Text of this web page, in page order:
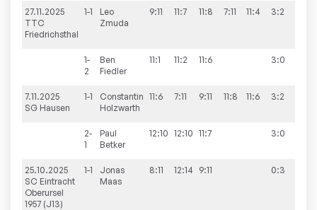
27.11.2025
TTC
Friedrichsthal
1-1
Leo
Zmuda
9:11 11:7 11:8 7:11 11:4 3:2
1-
2
Ben
Fiedler
11:1 11:2 11:6 3:0
7.11.2025
SG Hausen
1-1
Constantin
Holzwarth
11:6 7:11 9:11 11:8 11:6 3:2
2-
1
Paul
Betker
12:10 12:10 11:7 3:0
25.10.2025
SC Eintracht
Oberursel
1957 (J13)
1-1
Jonas
Maas
8:11 12:14 9:11 0:3